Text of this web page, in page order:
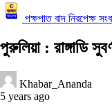
পক্ষপাত বাদ নিরপেক্ষ
পুরুলিয়া : রাঙ্গাডি
Khabar_Ananda
5 years ago